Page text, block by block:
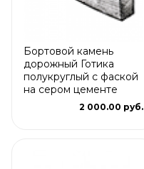
Бортовой камень
дорожный Готика
полукруглый с фаской
на сером цементе
2 000.00 руб.